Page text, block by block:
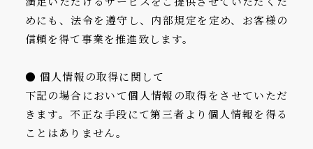
めにも、法令を遵守し、内部規定を定め、お客様の
信頼を得て事業を推進致します。
● 個人情報の取得に関して
下記の場合において個人情報の取得をさせていただ
きます。不正な手段にて第三者より個人情報を得る
ことはありません。